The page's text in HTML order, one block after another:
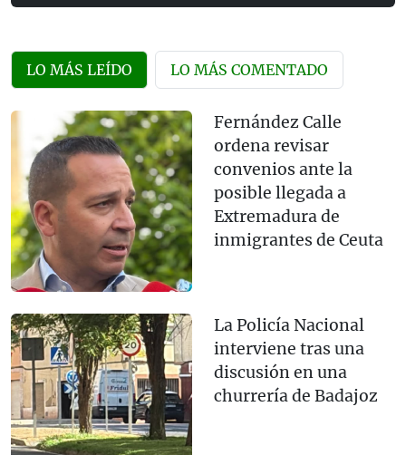
LO MÁS LEÍDO LO MÁS COMENTADO
Fernández Calle
ordena revisar
convenios ante la
posible llegada a
Extremadura de
inmigrantes de Ceuta
La Policía Nacional
interviene tras una
discusión en una
churrería de Badajoz